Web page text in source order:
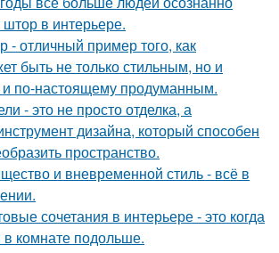
в интерьере.
- отличный пример того, как
быть не только стильным, но и
по-настоящему продуманным.
- это не просто отделка, а
дизайна, который способен
пространство.
и вневременной стиль - всё в
сочетания в интерьере - это когда
в комнате подольше.